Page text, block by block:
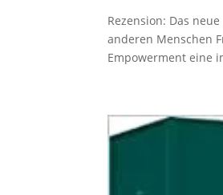
Rezension: Das
anderen Menschen
Empowerment eine